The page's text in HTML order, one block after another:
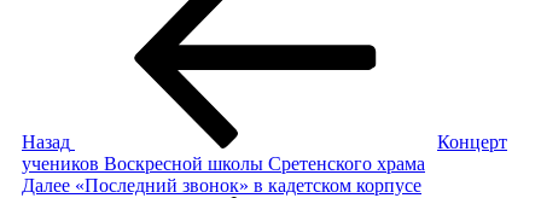
Назад
Концерт
учеников Воскресной школы Сретенского храма
Следующая
Далее «Последний звонок» в кадетском корпусе